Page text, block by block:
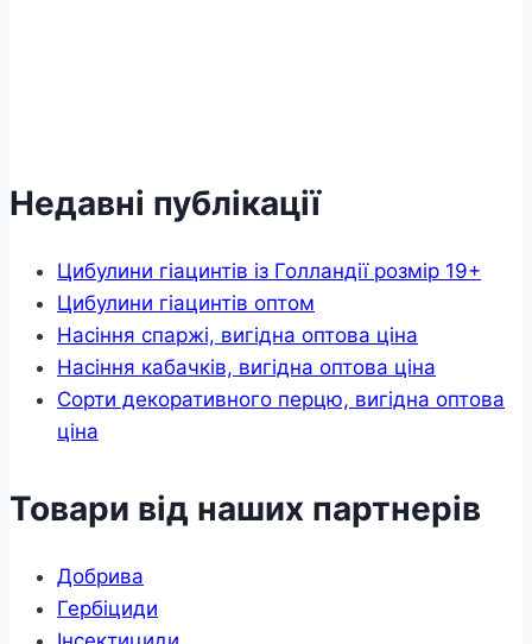
Недавні публікації
Цибулини гіацинтів із Голландії розмір 19+
Цибулини гіацинтів оптом
Насіння спаржі, вигідна оптова ціна
Насіння кабачків, вигідна оптова ціна
Сорти декоративного перцю, вигідна оптова
ціна
Товари від наших партнерів
Добрива
Гербіциди